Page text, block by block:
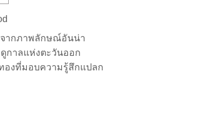
จากภาพลักษณ์อันน่า
กาลแห่งตะวันออก
องที่มอบความรู้สึกแปลก